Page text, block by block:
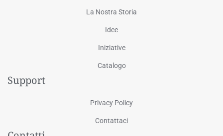
La Nostra Storia
Idee
Iniziative
Catalogo
Support
Privacy Policy
Contattaci